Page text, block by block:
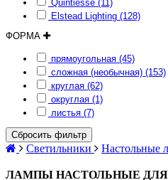
Quintiesse (11)
Elstead Lighting (128)
ФОРМА
прямоугольная (45)
сложная (необычная) (153)
круглая (62)
округлая (1)
листья (7)
Сбросить фильтр
Светильники Настольные
ЛАМПЫ НАСТОЛЬНЫЕ